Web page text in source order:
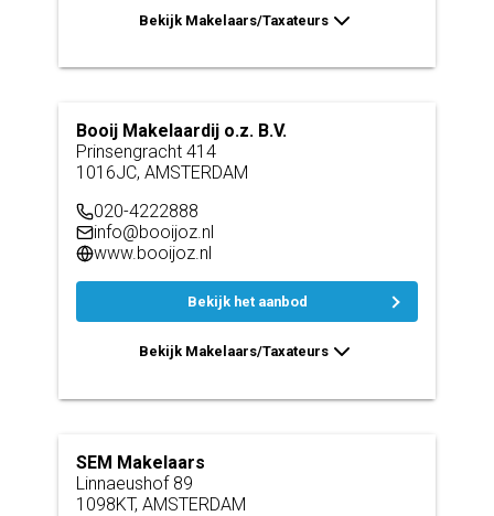
Bekijk Makelaars/Taxateurs
Booij Makelaardij o.z. B.V.
Prinsengracht 414
1016JC, AMSTERDAM
020-4222888
info@booijoz.nl
www.booijoz.nl
Bekijk het aanbod
Bekijk Makelaars/Taxateurs
SEM Makelaars
Linnaeushof 89
1098KT, AMSTERDAM